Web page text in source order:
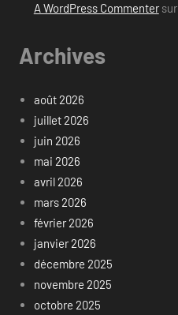
A WordPress Commentersur
Archives
août 2026
juillet 2026
juin 2026
mai 2026
avril 2026
mars 2026
février 2026
janvier 2026
décembre 2025
novembre 2025
octobre 2025